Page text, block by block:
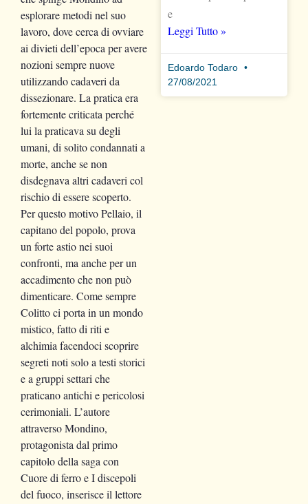
esplorare metodi nel suo
lavoro, dove cerca di ovviare
ai divieti dell’epoca per avere
nozioni sempre nuove
utilizzando cadaveri da
dissezionare. La pratica era
fortemente criticata perché
lui la praticava su degli
umani, di solito condannati a
morte, anche se non
disdegnava altri cadaveri col
rischio di essere scoperto.
Per questo motivo Pellaio, il
capitano del popolo, prova
un forte astio nei suoi
confronti, ma anche per un
accadimento che non può
dimenticare. Come sempre
Colitto ci porta in un mondo
mistico, fatto di riti e
alchimia facendoci scoprire
segreti noti solo a testi storici
e a gruppi settari che
praticano antichi e pericolosi
cerimoniali. L’autore
attraverso Mondino,
protagonista dal primo
capitolo della saga con
Cuore di ferro e I discepoli
del fuoco, inserisce il lettore
e
Leggi Tutto »
Edoardo Todaro
27/08/2021